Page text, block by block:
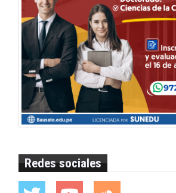
Redes sociales